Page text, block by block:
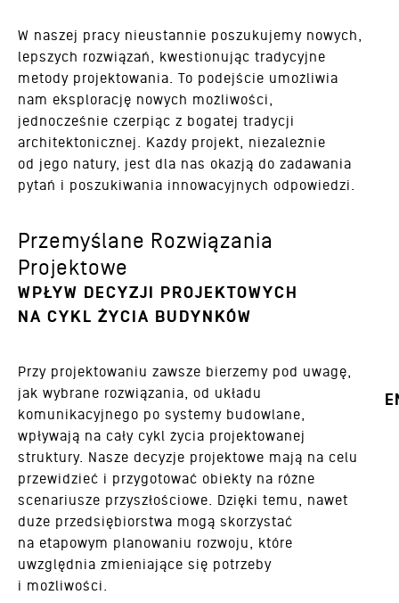
W naszej pracy nieustannie poszukujemy nowych,
lepszych rozwiązań, kwestionując tradycyjne
metody projektowania. To podejście umożliwia
nam eksplorację nowych możliwości,
jednocześnie czerpiąc z bogatej tradycji
architektonicznej. Każdy projekt, niezależnie
od jego natury, jest dla nas okazją do zadawania
pytań i poszukiwania innowacyjnych odpowiedzi.
Przemyślane Rozwiązania
Projektowe
WPŁYW DECYZJI PROJEKTOWYCH
NA CYKL ŻYCIA BUDYNKÓW
Przy projektowaniu zawsze bierzemy pod uwagę,
jak wybrane rozwiązania, od układu
komunikacyjnego po systemy budowlane,
wpływają na cały cykl życia projektowanej
struktury. Nasze decyzje projektowe mają na celu
przewidzieć i przygotować obiekty na różne
scenariusze przyszłościowe. Dzięki temu, nawet
duże przedsiębiorstwa mogą skorzystać
na etapowym planowaniu rozwoju, które
uwzględnia zmieniające się potrzeby
i możliwości.